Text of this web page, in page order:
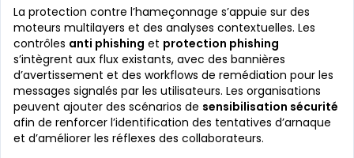
La protection contre l’hameçonnage s’appuie sur des
moteurs multilayers et des analyses contextuelles. Les
contrôles anti phishing et protection phishing
s’intègrent aux flux existants, avec des bannières
d’avertissement et des workflows de remédiation pour les
messages signalés par les utilisateurs. Les organisations
peuvent ajouter des scénarios de sensibilisation sécurité
afin de renforcer l’identification des tentatives d’arnaque
et d’améliorer les réflexes des collaborateurs.